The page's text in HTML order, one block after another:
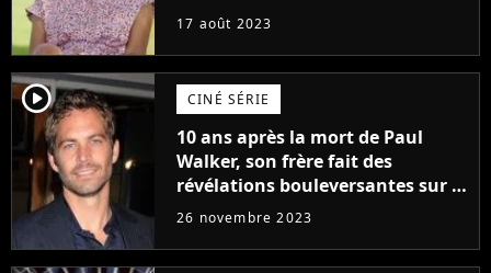
17 août 2023
player2 CINÉ SÉRIE
10 ans après la mort de Paul
Walker, son frère fait des
révélations bouleversantes sur la
réaction des acteurs de Fast and
26 novembre 2023